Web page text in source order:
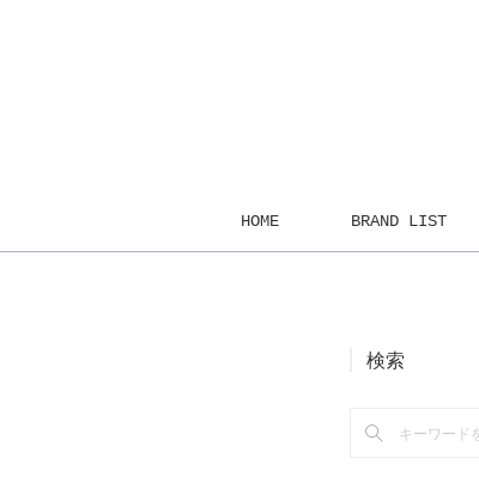
HOME BRAND LIST
検索